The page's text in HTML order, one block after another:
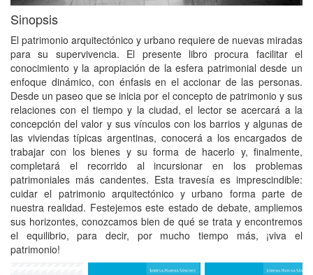
Sinopsis
El patrimonio arquitectónico y urbano requiere de nuevas miradas
para su supervivencia. El presente libro procura facilitar el
conocimiento y la apropiación de la esfera patrimonial desde un
enfoque dinámico, con énfasis en el accionar de las personas.
Desde un paseo que se inicia por el concepto de patrimonio y sus
relaciones con el tiempo y la ciudad, el lector se acercará a la
concepción del valor y sus vínculos con los barrios y algunas de
las viviendas típicas argentinas, conocerá a los encargados de
trabajar con los bienes y su forma de hacerlo y, finalmente,
completará el recorrido al incursionar en los problemas
patrimoniales más candentes. Esta travesía es imprescindible:
cuidar el patrimonio arquitectónico y urbano forma parte de
nuestra realidad. Festejemos este estado de debate, ampliemos
sus horizontes, conozcamos bien de qué se trata y encontremos
el equilibrio, para decir, por mucho tiempo más, ¡viva el
patrimonio!